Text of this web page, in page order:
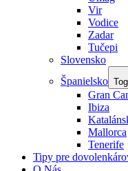
Vir
Vodice
Zadar
Tučepi
Slovensko
Španielsko
Gran
Ibiza
Mallorca
Tenerife
Tipy pre